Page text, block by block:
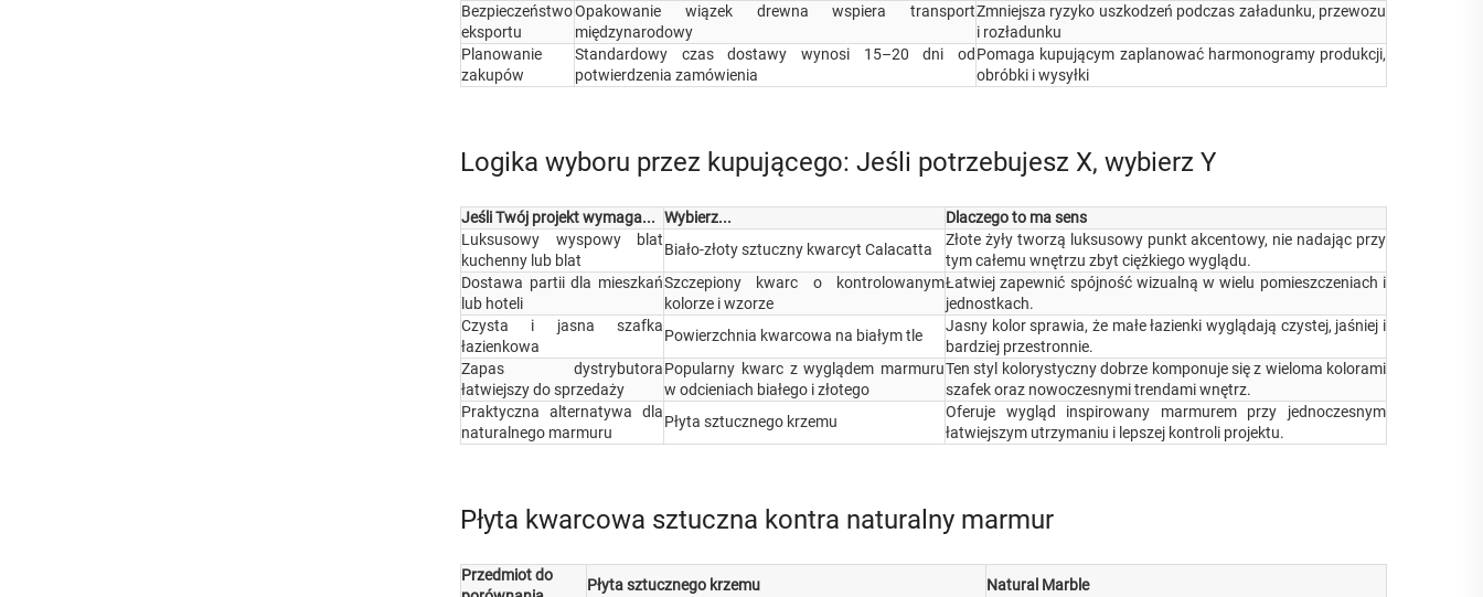
Bezpieczeństwo
eksportu
Opakowanie wiązek drewna wspiera transport
międzynarodowy
Zmniejsza ryzyko uszkodzeń podczas załadunku, przewozu
i rozładunku
Planowanie
zakupów
Standardowy czas dostawy wynosi 15–20 dni od
potwierdzenia zamówienia
Pomaga kupującym zaplanować harmonogramy produkcji,
obróbki i wysyłki
Logika wyboru przez kupującego: Jeśli potrzebujesz X, wybierz Y
Jeśli Twój projekt wymaga... Wybierz...
Dlaczego to ma sens
Luksusowy wyspowy blat
kuchenny lub blat
Biało-złoty sztuczny kwarcyt Calacatta
Złote żyły tworzą luksusowy punkt akcentowy, nie nadając przy
tym całemu wnętrzu zbyt ciężkiego wyglądu.
Dostawa partii dla mieszkań
lub hoteli
Szczepiony kwarc o kontrolowanym
kolorze i wzorze
Łatwiej zapewnić spójność wizualną w wielu pomieszczeniach i
jednostkach.
Czysta i jasna szafka
łazienkowa
Powierzchnia kwarcowa na białym tle
Jasny kolor sprawia, że małe łazienki wyglądają czystej, jaśniej i
bardziej przestronnie.
Zapas dystrybutora
łatwiejszy do sprzedaży
Popularny kwarc z wyglądem marmuru
w odcieniach białego i złotego
Ten styl kolorystyczny dobrze komponuje się z wieloma kolorami
szafek oraz nowoczesnymi trendami wnętrz.
Praktyczna alternatywa dla
naturalnego marmuru
Płyta sztucznego krzemu
Oferuje wygląd inspirowany marmurem przy jednoczesnym
łatwiejszym utrzymaniu i lepszej kontroli projektu.
Płyta kwarcowa sztuczna kontra naturalny marmur
Przedmiot do
Płyta sztucznego krzemu Natural Marble